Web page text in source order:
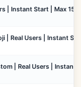
| Instant Start | Max 15K
| Real Users | Instant
| Real Users | Instant